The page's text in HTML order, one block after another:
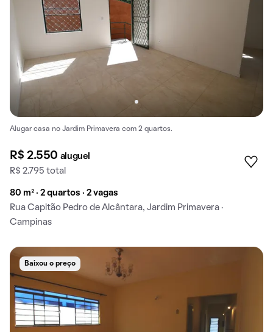
Alugar casa no Jardim Primavera com 2 quartos.
R$ 2.550 aluguel
R$ 2.795 total
80 m² · 2 quartos · 2 vagas
Rua Capitão Pedro de Alcântara, Jardim Primavera ·
Campinas
Baixou o preço